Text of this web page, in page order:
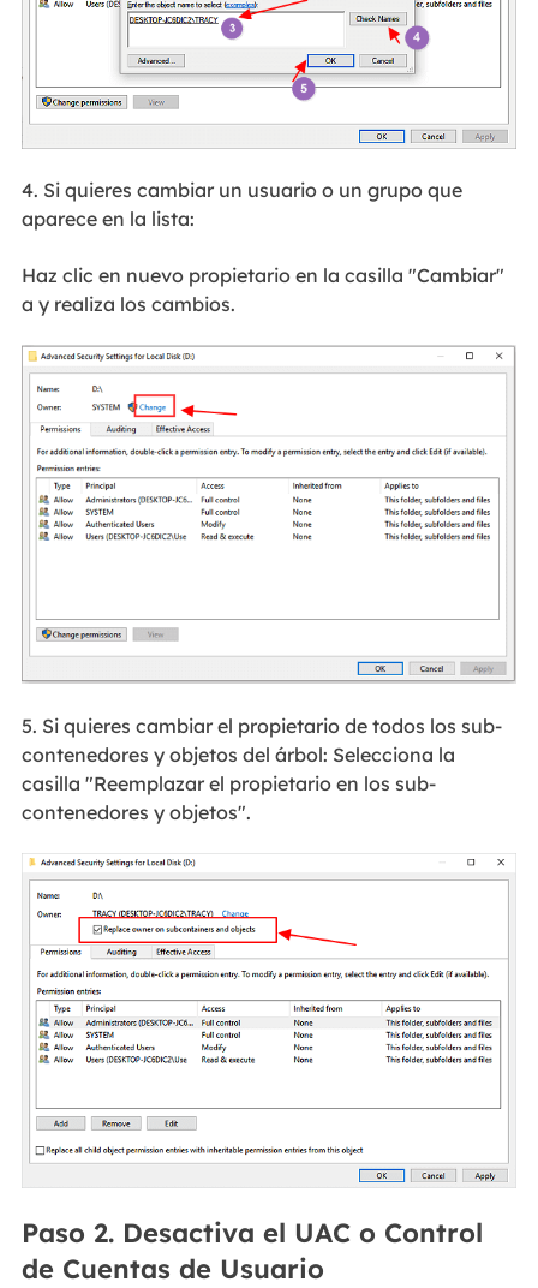
4. Si quieres cambiar un usuario o un grupo que
aparece en la lista:
Haz clic en nuevo propietario en la casilla "Cambiar"
a y realiza los cambios.
5. Si quieres cambiar el propietario de todos los sub-
contenedores y objetos del árbol: Selecciona la
casilla "Reemplazar el propietario en los sub-
contenedores y objetos".
Paso 2. Desactiva el UAC o Control
de Cuentas de Usuario